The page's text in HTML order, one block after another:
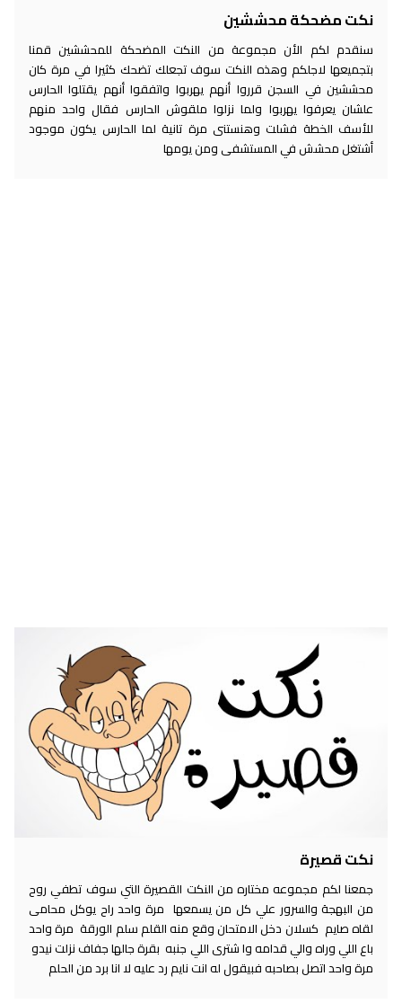
نكت مضحكة محششين
سنقدم لكم الأن مجموعة من النكت المضحكة للمحششين قمنا
بتجميعها لاجلكم وهذه النكت سوف تجعلك تضحك كثيرا في مرة كان
محششين في السجن قرروا أنهم يهربوا واتفقوا أنهم يقتلوا الحارس
علشان يعرفوا يهربوا ولما نزلوا ملقوش الحارس فقال واحد منهم
للأسف الخطة فشلت وهنستنى مرة تانية لما الحارس يكون موجود
أشتغل محشش في المستشفى ومن يومها
نكت قصيرة
جمعنا لكم مجموعه مختاره من النكت القصيرة التي سوف تطفي روح
من البهجة والسرور علي كل من يسمعها مرة واحد راح يوكل محامى
لقاه صايم كسلان دخل الامتحان وقع منه القلم سلم الورقة مرة واحد
باع اللي وراه والي قدامه وا شترى اللي جنبه بقرة جالها جفاف نزلت نيدو
مرة واحد اتصل بصاحبه فبيقول له انت نايم رد عليه لا انا برد من الحلم